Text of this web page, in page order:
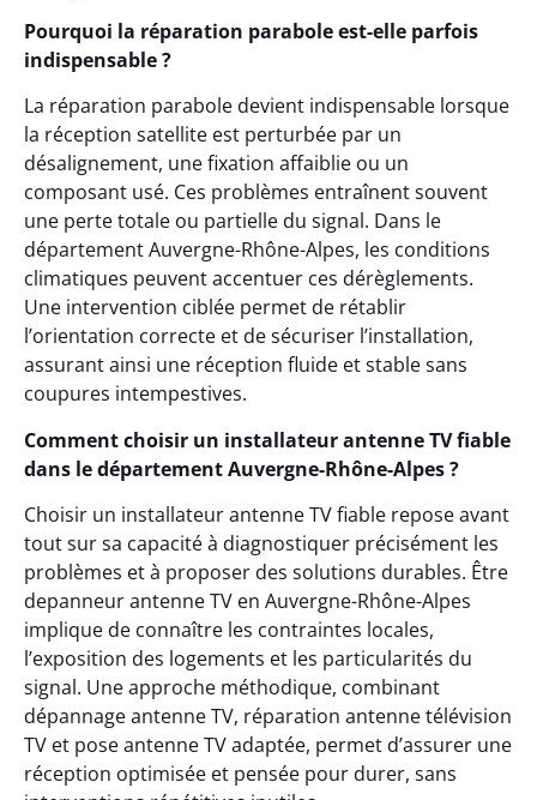
Pourquoi la réparation parabole est-elle parfois
indispensable ?
La réparation parabole devient indispensable lorsque
la réception satellite est perturbée par un
désalignement, une fixation affaiblie ou un
composant usé. Ces problèmes entraînent souvent
une perte totale ou partielle du signal. Dans le
département Auvergne-Rhône-Alpes, les conditions
climatiques peuvent accentuer ces dérèglements.
Une intervention ciblée permet de rétablir
l’orientation correcte et de sécuriser l’installation,
assurant ainsi une réception fluide et stable sans
coupures intempestives.
Comment choisir un installateur antenne TV fiable
dans le département Auvergne-Rhône-Alpes ?
Choisir un installateur antenne TV fiable repose avant
tout sur sa capacité à diagnostiquer précisément les
problèmes et à proposer des solutions durables. Être
depanneur antenne TV en Auvergne-Rhône-Alpes
implique de connaître les contraintes locales,
l’exposition des logements et les particularités du
signal. Une approche méthodique, combinant
dépannage antenne TV, réparation antenne télévision
TV et pose antenne TV adaptée, permet d’assurer une
réception optimisée et pensée pour durer, sans